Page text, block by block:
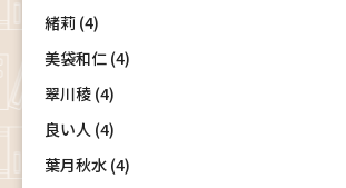
緒莉 (4)
美袋和仁 (4)
翠川稜 (4)
良い人 (4)
葉月秋水 (4)